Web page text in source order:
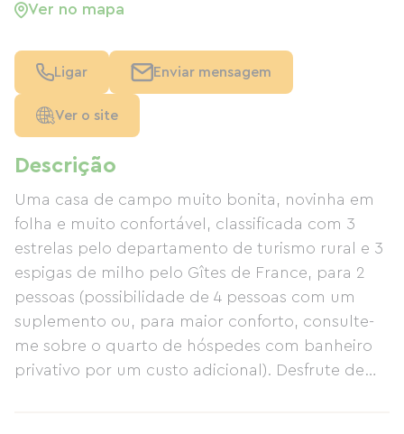
Descrição
Uma casa de campo muito bonita, novinha em
folha e muito confortável, classificada com 3
estrelas pelo departamento de turismo rural e 3
espigas de milho pelo Gîtes de France, para 2
pessoas (possibilidade de 4 pessoas com um
suplemento ou, para maior conforto, consulte-
me sobre o quarto de hóspedes com banheiro
privativo por um custo adicional). Desfrute de
Ver no mapa
Ligar Enviar mensagem
Ver o site